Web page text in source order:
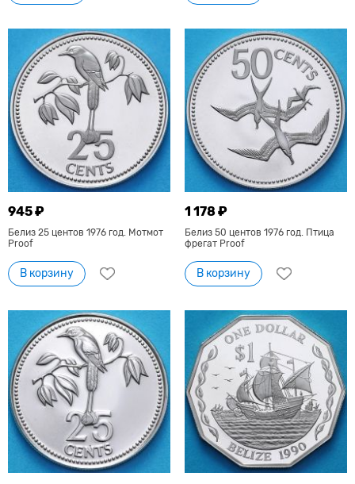
945 ₽
Белиз 25 центов 1976 год. Мотмот
Proof
В корзину
1 178 ₽
Белиз 50 центов 1976 год. Птица
фрегат Proof
В корзину